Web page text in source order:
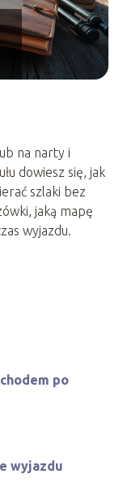
na narty i
dowiesz się, jak
szlaki bez
jaką mapę
wyjazdu.
po
wyjazdu